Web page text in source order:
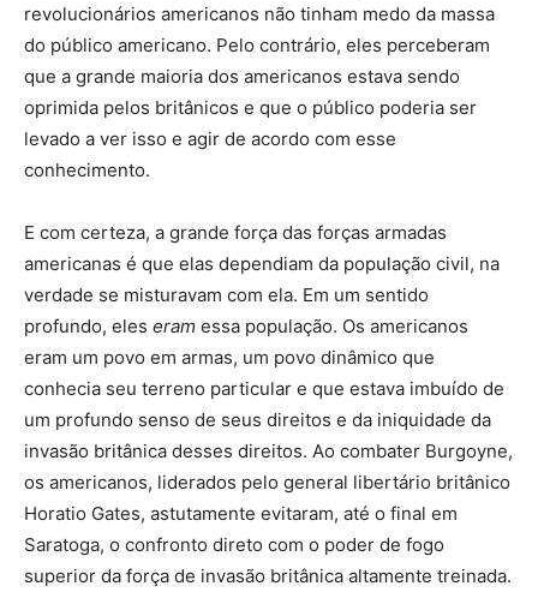
revolucionários americanos não tinham medo da massa
do público americano. Pelo contrário, eles perceberam
que a grande maioria dos americanos estava sendo
oprimida pelos britânicos e que o público poderia ser
levado a ver isso e agir de acordo com esse
conhecimento.
E com certeza, a grande força das forças armadas
americanas é que elas dependiam da população civil, na
verdade se misturavam com ela. Em um sentido
profundo, eles eram essa população. Os americanos
eram um povo em armas, um povo dinâmico que
conhecia seu terreno particular e que estava imbuído de
um profundo senso de seus direitos e da iniquidade da
invasão britânica desses direitos. Ao combater Burgoyne,
os americanos, liderados pelo general libertário britânico
Horatio Gates, astutamente evitaram, até o final em
Saratoga, o confronto direto com o poder de fogo
superior da força de invasão britânica altamente treinada.